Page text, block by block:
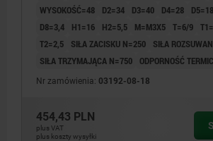
WYSOKOŚĆ=48
D2=34 D3=40 D4=28 D5=18
D8=3,4
H1=16 H2=5,5 M=M3X5 T=6/9
T2=2,5
SIŁA ZACISKU N=250
SIŁA
SIŁA TRZYMAJĄCA N=750
ODPORNOŚĆ
Nr zamówienia: 03192-08-18
454,43 PLN
plus VAT
plus koszty wysyłki